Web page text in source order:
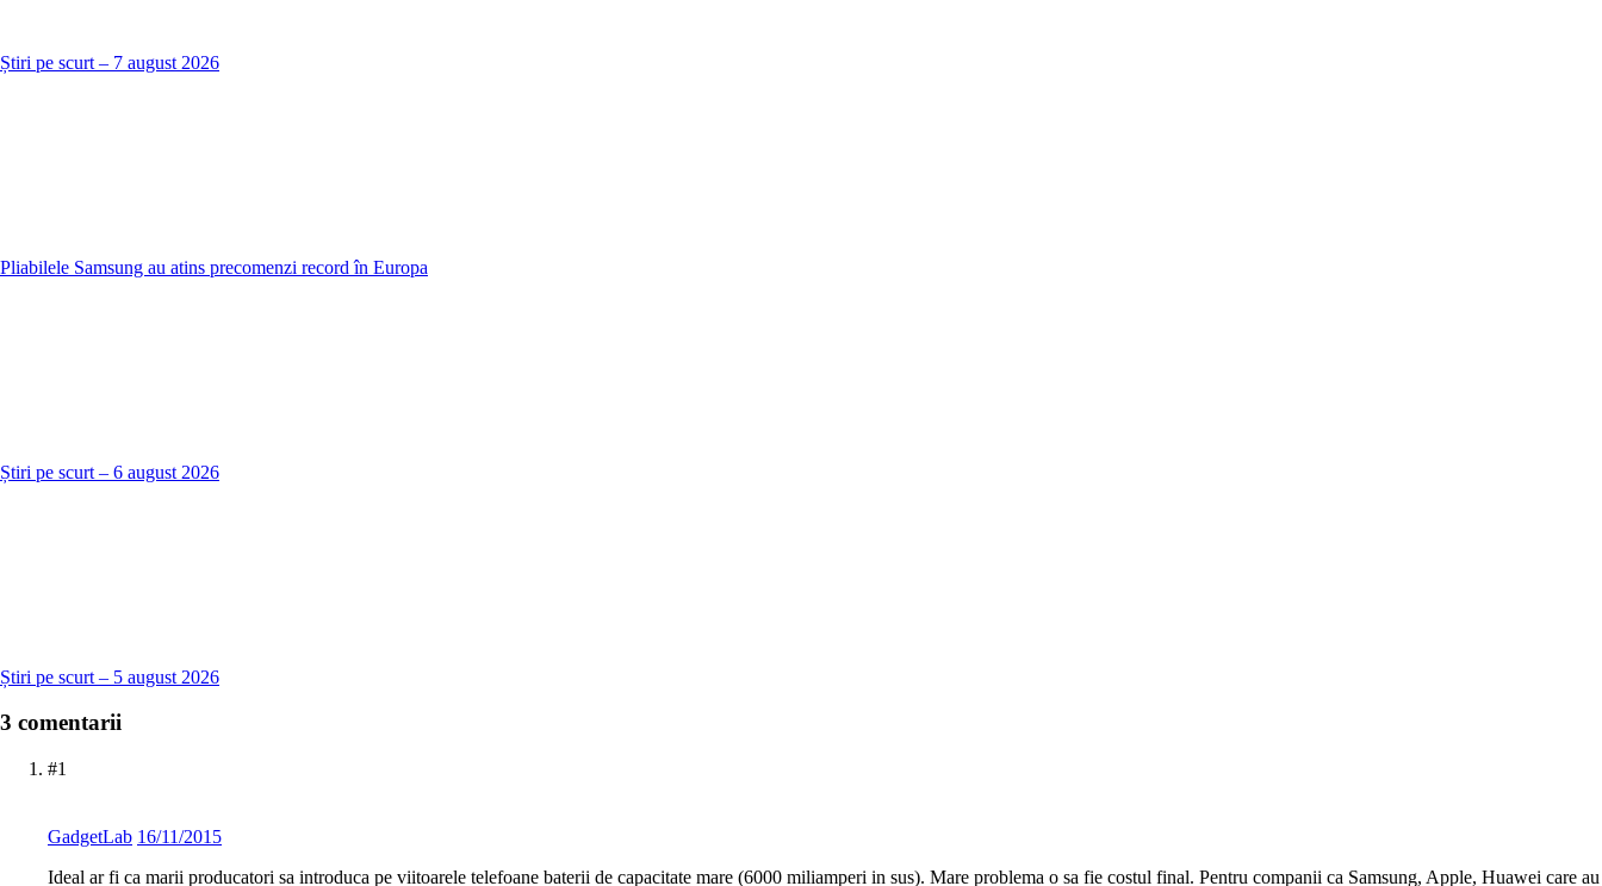
Știri pe scurt – 7 august 2026
Pliabilele Samsung au atins precomenzi record în Europa
Știri pe scurt – 6 august 2026
Știri pe scurt – 5 august 2026
3 comentarii
#1
GadgetLab 16/11/2015
Ideal ar fi ca marii producatori sa introduca pe viitoarele telefoane baterii de capacitate mare (6000 miliamperi in sus). Mare problema o sa fie costul final. Pentru companii ca Samsung, Apple, Huawei care au